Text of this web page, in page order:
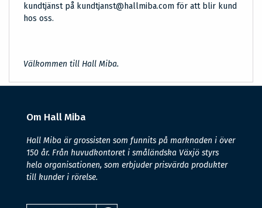
kundtjänst på kundtjanst@hallmiba.com för att blir kund
hos oss.
Välkommen till Hall Miba.
Om Hall Miba
Hall Miba är grossisten som funnits på marknaden i över
150 år. Från huvudkontoret i småländska Växjö styrs
hela organisationen, som erbjuder prisvärda produkter
till kunder i rörelse.